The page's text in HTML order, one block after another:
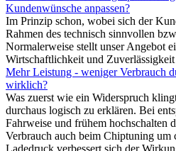
Kundenwünsche anpassen?
Im Prinzip schon, wobei sich der
Rahmen des technisch sinnvollen
Normalerweise stellt unser Angebot
Wirtschaftlichkeit und Zuverlässigkeit
Mehr Leistung - weniger Verbrauch
wirklich?
Was zuerst wie ein Widerspruch
durchaus logisch zu erklären. Bei
Fahrweise und frühem hochschalten
Verbrauch auch beim Chiptuning um
Ladedruck verbessert sich der